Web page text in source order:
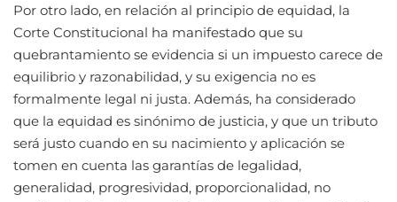
Por otro lado, en relación al principio de equidad, la
Corte Constitucional ha manifestado que su
quebrantamiento se evidencia si un impuesto carece de
equilibrio y razonabilidad, y su exigencia no es
formalmente legal ni justa. Además, ha considerado
que la equidad es sinónimo de justicia, y que un tributo
será justo cuando en su nacimiento y aplicación se
tomen en cuenta las garantías de legalidad,
generalidad, progresividad, proporcionalidad, no